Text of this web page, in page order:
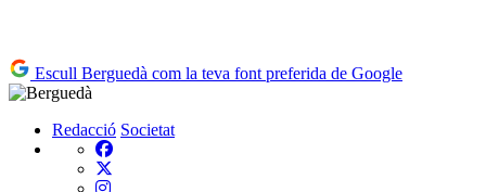
Escull Berguedà com la teva font preferida de Google
Redacció Societat